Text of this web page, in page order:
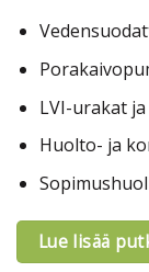
LVI-urakat
Huolto- ja
Lue lisää